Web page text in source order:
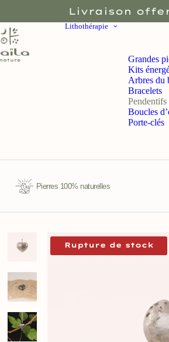
Livraison
Lithothérapie
Grandes
Kits
Arbres du
Bracelets
Pendentifs
Boucles
Porte-clés
Pierres 100% naturelles
Rupture de stock